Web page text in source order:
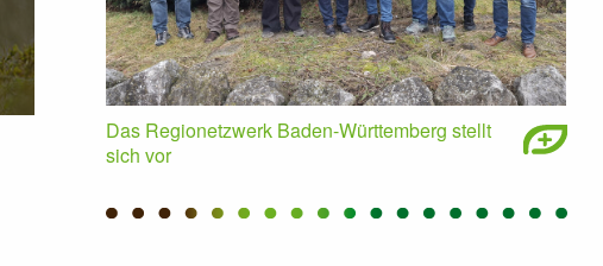
Legehennen- und Mutterkuhhaltung. Ihre Eltern unterstützen
Warnack
Das Regionetzwerk Baden-Württemberg stellt
sich vor